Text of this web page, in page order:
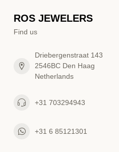
ROS JEWELERS
Find us
Driebergenstraat 143
2546BC Den Haag
Netherlands
+31 703294943
+31 6 85121301